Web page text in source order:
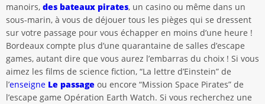
manoirs, des bateaux pirates, un casino ou même dans un
sous-marin, à vous de déjouer tous les pièges qui se dressent
sur votre passage pour vous échapper en moins d’une heure !
Bordeaux compte plus d’une quarantaine de salles d’escape
games, autant dire que vous aurez l’embarras du choix ! Si vous
aimez les films de science fiction, “La lettre d’Einstein” de
l’enseigne Le passage ou encore “Mission Space Pirates” de
l’escape game Opération Earth Watch. Si vous recherchez une